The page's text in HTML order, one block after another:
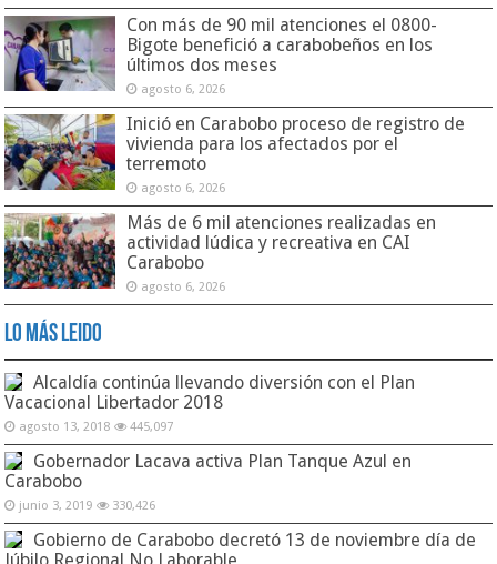
Con más de 90 mil atenciones el 0800-
Bigote benefició a carabobeños en los
últimos dos meses
agosto 6, 2026
Inició en Carabobo proceso de registro de
vivienda para los afectados por el
terremoto
agosto 6, 2026
Más de 6 mil atenciones realizadas en
actividad lúdica y recreativa en CAI
Carabobo
agosto 6, 2026
Lo Más Leido
Alcaldía continúa llevando diversión con el Plan
Vacacional Libertador 2018
agosto 13, 2018 445,097
Gobernador Lacava activa Plan Tanque Azul en
Carabobo
junio 3, 2019 330,426
Gobierno de Carabobo decretó 13 de noviembre día de
Júbilo Regional No Laborable